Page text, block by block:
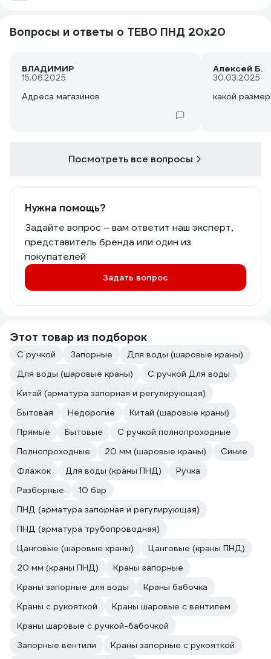
Вопросы и ответы о TEBO ПНД 20x20
ВЛАДИМИР
15.06.2025
Адреса магазинов
Алексей Б.
30.03.2025
какой
Посмотреть все вопросы
Нужна помощь?
Задайте вопрос – вам ответит наш эксперт,
представитель бренда или один из
покупателей
Задать вопрос
Этот товар из подборок
С ручкой Запорные
Для воды (шаровые краны)
Для воды (шаровые краны)
С ручкой Для воды
Китай (арматура запорная и регулирующая)
Бытовая
Недорогие
Китай (шаровые краны)
Прямые
Бытовые
С ручкой полнопроходные
Полнопроходные
20 мм (шаровые краны)
Синие
Флажок
Для воды (краны ПНД)
Ручка
Разборные
10 бар
ПНД (арматура запорная и регулирующая)
ПНД (арматура трубопроводная)
Цанговые (шаровые краны)
Цанговые (краны ПНД)
20 мм (краны ПНД)
Краны запорные
Краны запорные для воды
Краны бабочка
Краны с рукояткой
Краны шаровые с вентилем
Краны шаровые с ручкой-бабочкой
Запорные вентили
Краны запорные с рукояткой